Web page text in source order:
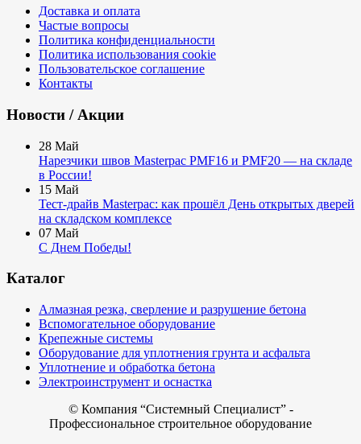
Доставка и оплата
Частые вопросы
Политика конфиденциальности
Политика использования cookie
Пользовательское соглашение
Контакты
Новости / Акции
28 Май
Нарезчики швов Masterpac PMF16 и PMF20 — на складе
в России!
15 Май
Тест-драйв Masterpac: как прошёл День открытых дверей
на складском комплексе
07 Май
С Днем Победы!
Каталог
Алмазная резка, сверление и разрушение бетона
Вспомогательное оборудование
Крепежные системы
Оборудование для уплотнения грунта и асфальта
Уплотнение и обработка бетона
Электроинструмент и оснастка
© Компания “Системный Специалист” -
Профессиональное строительное оборудование